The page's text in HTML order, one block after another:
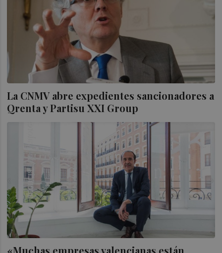
La CNMV abre expedientes sancionadores a
Qrenta y Partisu XXI Group